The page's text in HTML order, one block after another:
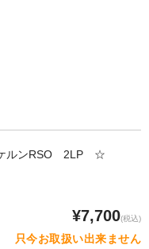
ルンRSO 2LP ☆
¥7,700(税込)
只今お取扱い出来ません